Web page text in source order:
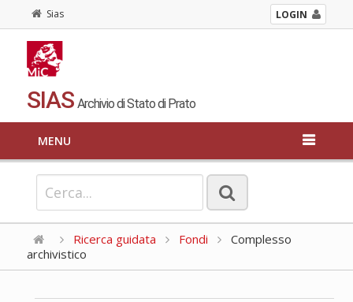
Sias LOGIN
SIAS Archivio di Stato di Prato
MENU
Ricerca guidata Fondi
Complesso
archivistico